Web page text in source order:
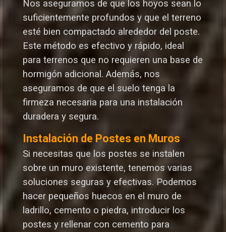
Nos aseguramos de que los hoyos sean lo
suficientemente profundos y que el terreno
esté bien compactado alrededor del poste.
Este método es efectivo y rápido, ideal
para terrenos que no requieren una base de
hormigón adicional. Además, nos
aseguramos de que el suelo tenga la
firmeza necesaria para una instalación
duradera y segura.
Instalación de Postes en Muros
Si necesitas que los postes se instalen
sobre un muro existente, tenemos varias
soluciones seguras y efectivas. Podemos
hacer pequeños huecos en el muro de
ladrillo, cemento o piedra, introducir los
postes y rellenar con cemento para